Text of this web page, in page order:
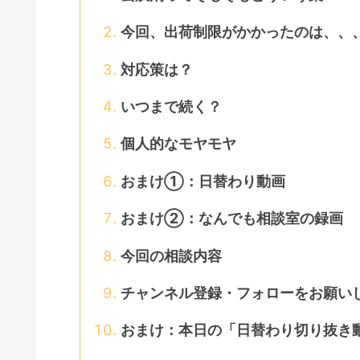
今回、出荷制限がかかったのは、、、
対応策は？
いつまで続く？
個人的なモヤモヤ
おまけ①：日替わり動画
おまけ②：なんでも相談室の録画
今回の相談内容
チャンネル登録・フォローをお願い
おまけ：本日の「日替わり切り抜き